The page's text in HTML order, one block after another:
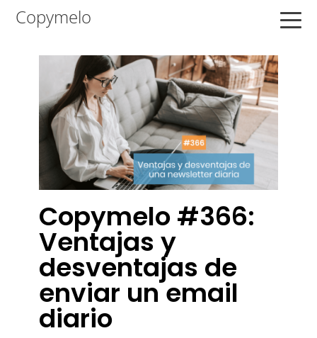
Saltar
Saltar
contenido
Saltar
principal
Copymelo
Copymelo #366:
Ventajas y
desventajas de
enviar un email
diario